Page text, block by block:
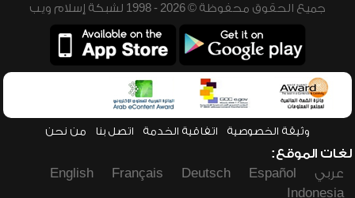
جميع الحقوق محفوظة © 2026 - 1998 لشبكة إسلام ويب
وثيقة الخصوصية اتفاقية الخدمة اتصل بنا من نحن
لغات الموقع:
عربي
Español
Deutsch
Français
English
Indonesia